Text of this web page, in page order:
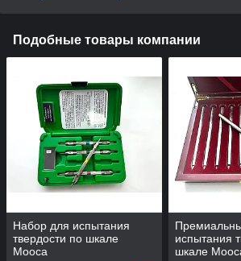
Подобные товары компании
Набор для испытания
твердости по шкале
Мооса
испытания
шкале